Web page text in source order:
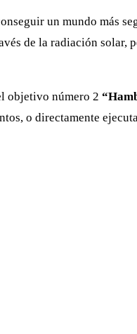
un mundo más
de la radiación solar,
objetivo número 2
o directamente